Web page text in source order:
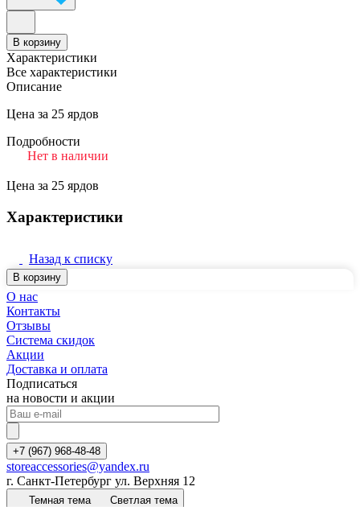
В корзину
Характеристики
Все характеристики
Описание
Цена за 25 ярдов
Подробности
Нет в наличии
Цена за 25 ярдов
Характеристики
Назад к списку
В корзину
О нас
Контакты
Отзывы
Система скидок
Акции
Доставка и оплата
Подписаться
на новости и акции
+7 (967) 968-48-48
storeaccessories@yandex.ru
г. Санкт-Петербург ул. Верхняя 12
Темная тема Светлая тема